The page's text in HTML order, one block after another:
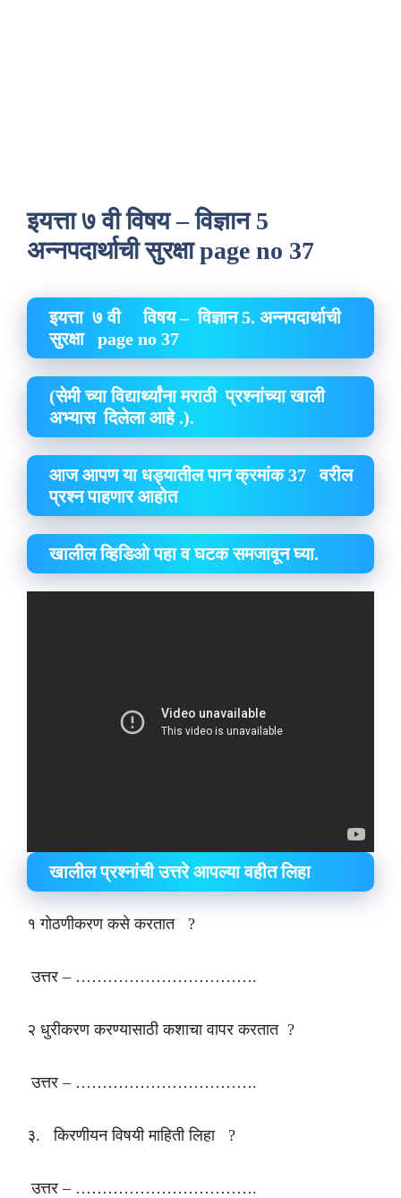
इयत्ता ७ वी विषय – विज्ञान 5
अन्नपदार्थाची सुरक्षा page no 37
इयत्ता ७ वी विषय – विज्ञान 5. अन्नपदार्थाची
सुरक्षा
page no 37
(सेमी च्या विद्यार्थ्यांना मराठी प्रश्नांच्या खाली
अभ्यास दिलेला आहे .).
आज आपण या धड्यातील पान क्रमांक 37 वरील
प्रश्न पाहणार आहोत
खालील व्हिडिओ पहा व घटक समजावून घ्या.
खालील प्रश्नांची उत्तरे आपल्या वहीत लिहा
१ गोठणीकरण कसे करतात ?
उत्तर – …………………………….
२ धुरीकरण करण्यासाठी कशाचा वापर करतात ?
उत्तर – …………………………….
३. किरणीयन विषयी माहिती लिहा ?
उत्तर – …………………………….